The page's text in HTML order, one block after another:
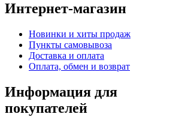
Интернет-магазин
Новинки и хиты продаж
Пункты самовывоза
Доставка и оплата
Оплата, обмен и возврат
Информация для
покупателей